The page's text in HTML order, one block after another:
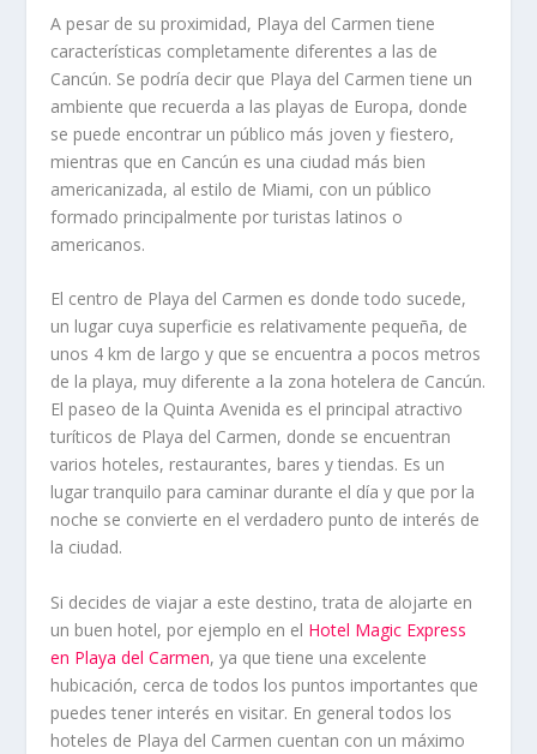
A pesar de su proximidad, Playa del Carmen tiene
características completamente diferentes a las de
Cancún. Se podría decir que Playa del Carmen tiene un
ambiente que recuerda a las playas de Europa, donde
se puede encontrar un público más joven y fiestero,
mientras que en Cancún es una ciudad más bien
americanizada, al estilo de Miami, con un público
formado principalmente por turistas latinos o
americanos.
El centro de Playa del Carmen es donde todo sucede,
un lugar cuya superficie es relativamente pequeña, de
unos 4 km de largo y que se encuentra a pocos metros
de la playa, muy diferente a la zona hotelera de Cancún.
El paseo de la Quinta Avenida es el principal atractivo
turíticos de Playa del Carmen, donde se encuentran
varios hoteles, restaurantes, bares y tiendas. Es un
lugar tranquilo para caminar durante el día y que por la
noche se convierte en el verdadero punto de interés de
la ciudad.
Si decides de viajar a este destino, trata de alojarte en
un buen hotel, por ejemplo en el Hotel Magic Express
en Playa del Carmen, ya que tiene una excelente
hubicación, cerca de todos los puntos importantes que
puedes tener interés en visitar. En general todos los
hoteles de Playa del Carmen cuentan con un máximo